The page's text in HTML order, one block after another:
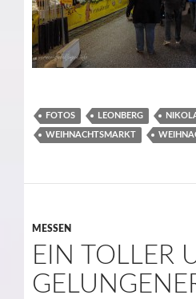
FOTOS LEONBERG
WEIHNACHTSMARKT
MESSEN
EIN TOLLER